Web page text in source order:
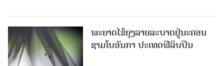
ພະຍາດໄຂ້ຍຸງລາຍລະບາດຢູ່ນະຄອນ
ຊາມໂບ​ອັນກາ ປະເທດຟີລິບປິນ